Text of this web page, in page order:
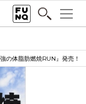
の体脂肪燃焼RUN』発売！